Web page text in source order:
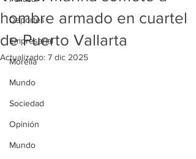
Deportes
Empresarial
Morelia
Mundo
Sociedad
Opinión
Mundo
hombre armado en cuartel
de Puerto Vallarta
Actualizado: 7 dic 2025